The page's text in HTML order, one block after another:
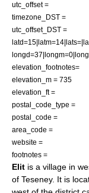
utc_offset =
timezone_DST =
utc_offset_DST =
elevation_footnotes=
elevation_m = 735
elevation_ft =
postal_code_type =
postal_code =
area_code =
website =
footnotes =
Elit is a village in
of Teseney. It is